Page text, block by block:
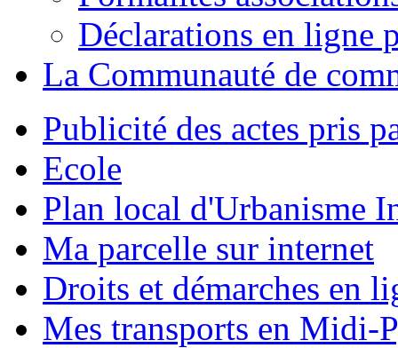
Déclarations en ligne
La Communauté de
Publicité des actes pris
Ecole
Plan local d'Urbanisme
Ma parcelle sur internet
Droits et démarches en
Mes transports en Midi-